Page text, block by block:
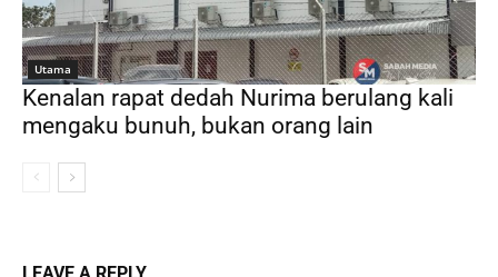
Utama
Kenalan rapat dedah Nurima berulang kali
mengaku bunuh, bukan orang lain
LEAVE A REPLY